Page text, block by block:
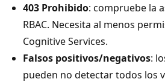
403 Prohibido: compruebe la
RBAC. Necesita al menos
Cognitive Services.
Falsos positivos/negativos:
pueden no detectar todos los